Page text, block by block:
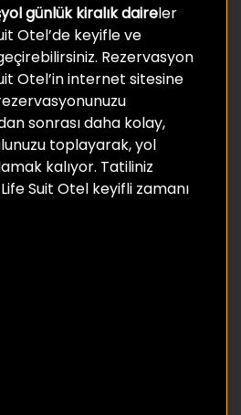
günlük kiralık daireler
Otel’de keyifle ve
Rezervasyon
Otel’in internet sitesine
sonrası daha kolay,
toplayarak, yol
kalıyor. Tatiliniz
Suit Otel keyifli zamanı